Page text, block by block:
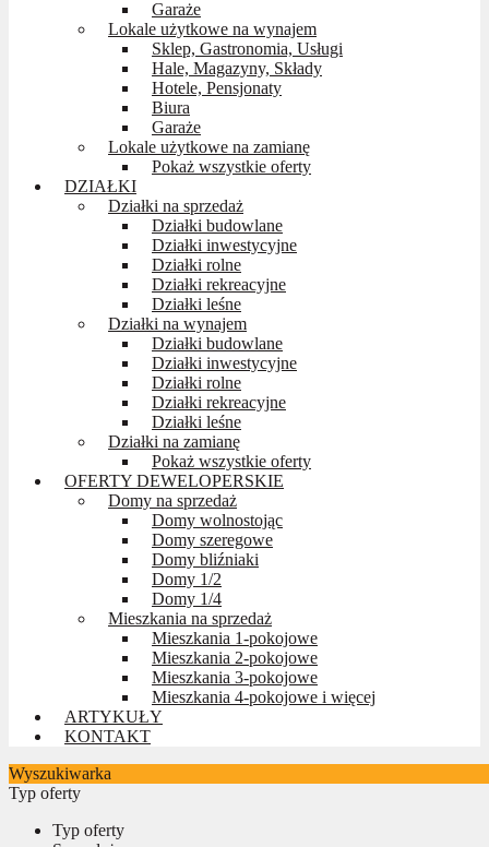
Garaże
Lokale użytkowe na wynajem
Sklep, Gastronomia, Usługi
Hale, Magazyny, Składy
Hotele, Pensjonaty
Biura
Garaże
Lokale użytkowe na zamianę
Pokaż wszystkie oferty
DZIAŁKI
Działki na sprzedaż
Działki budowlane
Działki inwestycyjne
Działki rolne
Działki rekreacyjne
Działki leśne
Działki na wynajem
Działki budowlane
Działki inwestycyjne
Działki rolne
Działki rekreacyjne
Działki leśne
Działki na zamianę
Pokaż wszystkie oferty
OFERTY DEWELOPERSKIE
Domy na sprzedaż
Domy wolnostojąc
Domy szeregowe
Domy bliźniaki
Domy 1/2
Domy 1/4
Mieszkania na sprzedaż
Mieszkania 1-pokojowe
Mieszkania 2-pokojowe
Mieszkania 3-pokojowe
Mieszkania 4-pokojowe i więcej
ARTYKUŁY
KONTAKT
Wyszukiwarka
Typ oferty
Typ oferty